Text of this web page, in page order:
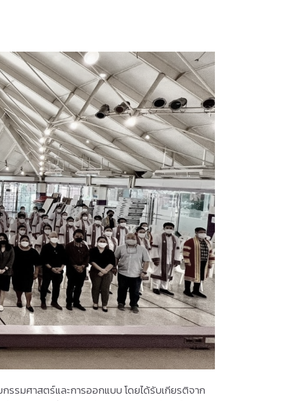
รมศาสตร์และการออกแบบ โดยได้รับเกียรติจาก